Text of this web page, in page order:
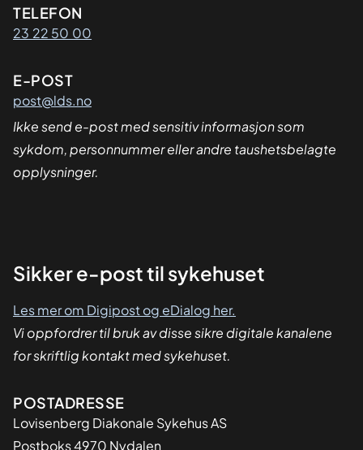
Kontaktinformasjon
TELEFON
23 22 50 00
E-POST
post@lds.no
Ikke send e-post med sensitiv informasjon som
sykdom, personnummer eller andre taushetsbelagte
opplysninger.
Sikker
Sikker e-post til sykehuset
Les mer om Digipost og eDialog her.
Vi oppfordrer til bruk av disse sikre digitale kanalene
for skriftlig kontakt med sykehuset.
Adresse
POSTADRESSE
Lovisenberg Diakonale Sykehus AS
Postboks 4970 Nydalen